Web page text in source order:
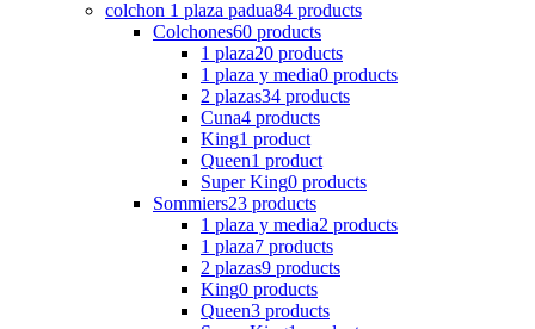
colchon 1 plaza padua84 products
Colchones60 products
1 plaza20 products
1 plaza y media0 products
2 plazas34 products
Cuna4 products
King1 product
Queen1 product
Super King0 products
Sommiers23 products
1 plaza y media2 products
1 plaza7 products
2 plazas9 products
King0 products
Queen3 products